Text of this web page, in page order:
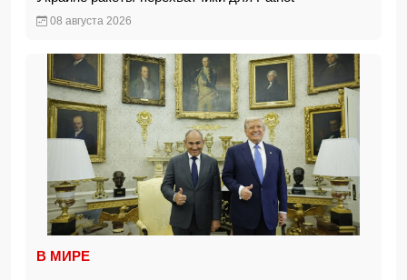
08 августа 2026
В МИРЕ